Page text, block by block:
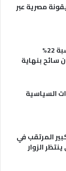
مصرية عبر
زيادة السياحة في مصر بنسبة 22%
لـ 18 مليون سائح بنهاية
السياسية
المرتقب في
الزوار